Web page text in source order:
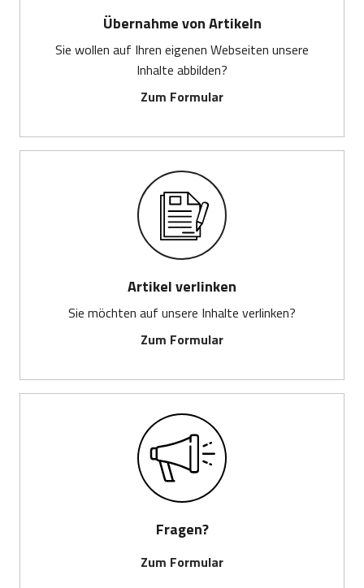
Übernahme von Artikeln
Sie wollen auf Ihren eigenen Webseiten unsere
Inhalte abbilden?
Zum Formular
Artikel verlinken
Sie möchten auf unsere Inhalte verlinken?
Zum Formular
Fragen?
Zum Formular